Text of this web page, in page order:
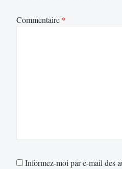
Commentaire *
Informez-moi par e-mail des